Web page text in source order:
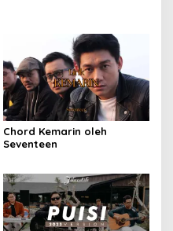
Chord Kemarin oleh
Seventeen